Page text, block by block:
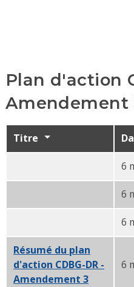
Plan d'action
Amendement
Titre
plan
6
plan
6
plan
6
Résumé du plan
d'action CDBG-DR -
Amendement 3(PDF
6